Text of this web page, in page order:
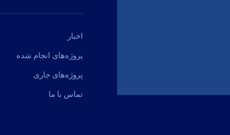
اخبار
پروژه‌های انجام شده
پروژه‌های جاری
تماس با ما